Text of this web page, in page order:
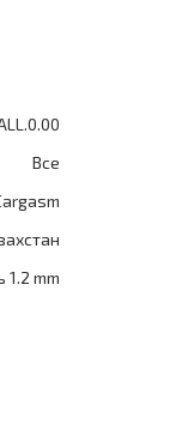
Все
1.2 mm